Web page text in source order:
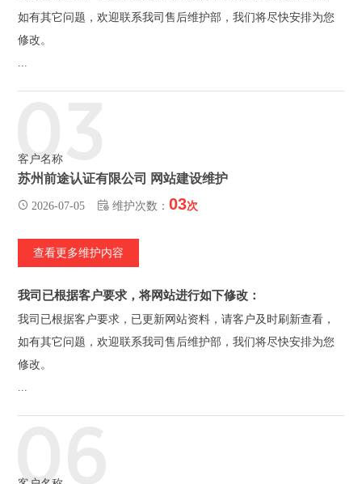
如有其它问题，欢迎联系我司售后维护部，我们将尽快安排为您
修改。
...
03
客户名称
苏州前途认证有限公司 网站建设维护
2026-07-05 维护次数：03次
查看更多维护内容
我司已根据客户要求，将网站进行如下修改：
我司已根据客户要求，已更新网站资料，请客户及时刷新查看，
如有其它问题，欢迎联系我司售后维护部，我们将尽快安排为您
修改。
...
06